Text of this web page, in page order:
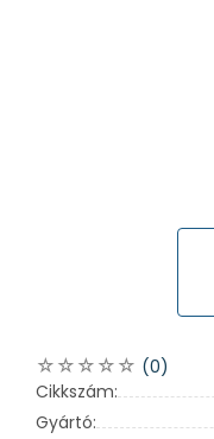
(0)
Cikkszám:
Gyártó: